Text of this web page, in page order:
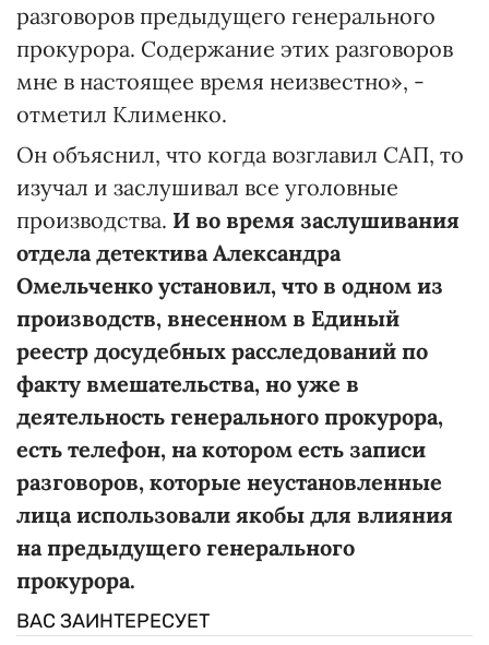
разговоров предыдущего генерального
прокурора. Содержание этих разговоров
мне в настоящее время неизвестно», -
отметил Клименко.
Он объяснил, что когда возглавил САП, то
изучал и заслушивал все уголовные
производства. И во время заслушивания
отдела детектива Александра
Омельченко установил, что в одном из
производств, внесенном в Единый
реестр досудебных расследований по
факту вмешательства, но уже в
деятельность генерального прокурора,
есть телефон, на котором есть записи
разговоров, которые неустановленные
лица использовали якобы для влияния
на предыдущего генерального
прокурора.
ВАС ЗАИНТЕРЕСУЕТ